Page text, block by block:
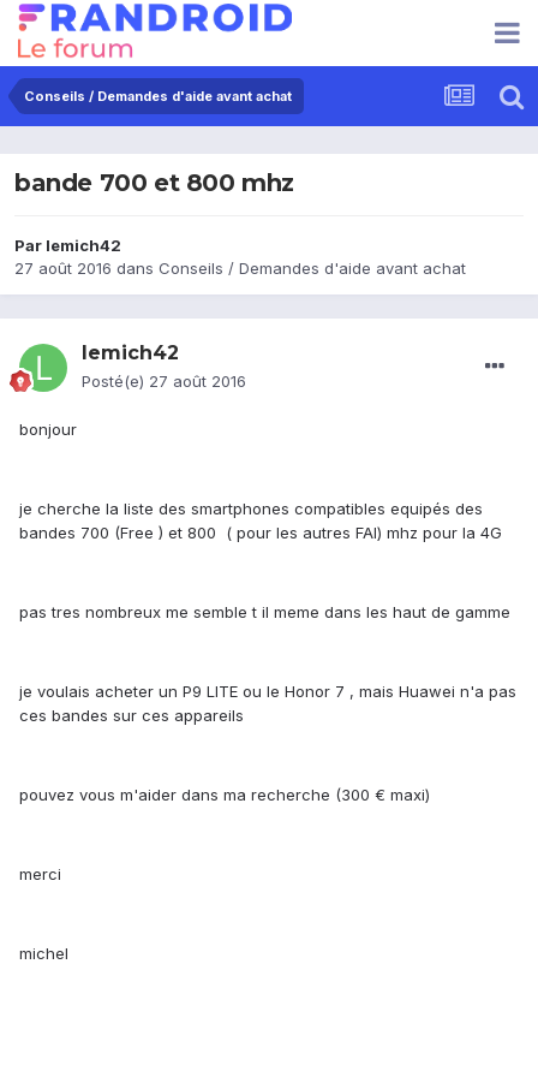
Conseils / Demandes d'aide avant achat
bande 700 et 800 mhz
Par lemich42
27 août 2016 dans Conseils / Demandes d'aide avant achat
lemich42
Posté(e) 27 août 2016
bonjour
je cherche la liste des smartphones compatibles equipés des
bandes 700 (Free ) et 800 ( pour les autres FAI) mhz pour la 4G
pas tres nombreux me semble t il meme dans les haut de gamme
je voulais acheter un P9 LITE ou le Honor 7 , mais Huawei n'a pas
ces bandes sur ces appareils
pouvez vous m'aider dans ma recherche (300 € maxi)
merci
michel